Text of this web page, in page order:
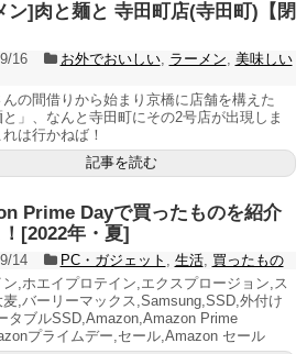
ン]肉と麺と 寺田町店(寺田町)【閉
16 お外でおいしい, ラーメン, 美味しい
の間借りから始まり京橋に店舗を構えた
と」、なんと寺田町にその2号店が出現しま
は行かねば！
記事を読む
Prime Dayで買ったものを紹介
[2022年・夏]
14 PC・ガジェット , 生活, 買ったもの
ン,ホエイプロテイン,エクスプロージョン,ス
麦,バーリーマックス,Samsung,SSD,外付け
タブルSSD,Amazon,Amazon Prime
プライムデー,セール,Amazon セール